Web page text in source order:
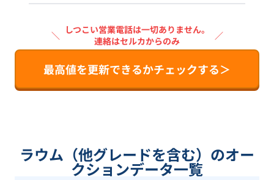
＼ しつこい営業電話は一切ありません。
連絡はセルカからのみ
／
最高値を更新できるかチェックする＞
ラウム（他グレードを含む）のオー
クションデータ一覧